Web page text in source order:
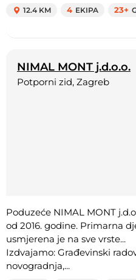
12.4 KM 4 EKIPA 23+
NIMAL MONT j.d.o.o.
Potporni zid, Zagreb
Poduzeće NIMAL MONT
od 2016. godine. Primarna
usmjerena je na sve vrste...
Izdvajamo: Građevinski
novogradnja,...